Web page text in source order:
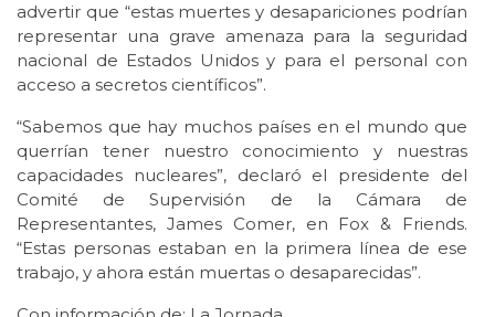
advertir que “estas muertes y desapariciones podrían
representar una grave amenaza para la seguridad
nacional de Estados Unidos y para el personal con
acceso a secretos científicos”.
“Sabemos que hay muchos países en el mundo que
querrían tener nuestro conocimiento y nuestras
capacidades nucleares”, declaró el presidente del
Comité de Supervisión de la Cámara de
Representantes, James Comer, en Fox & Friends.
“Estas personas estaban en la primera línea de ese
trabajo, y ahora están muertas o desaparecidas”.